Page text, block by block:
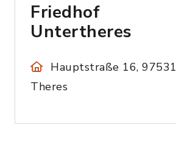
Friedhof
Untertheres
Hauptstraße 16, 97531
Theres